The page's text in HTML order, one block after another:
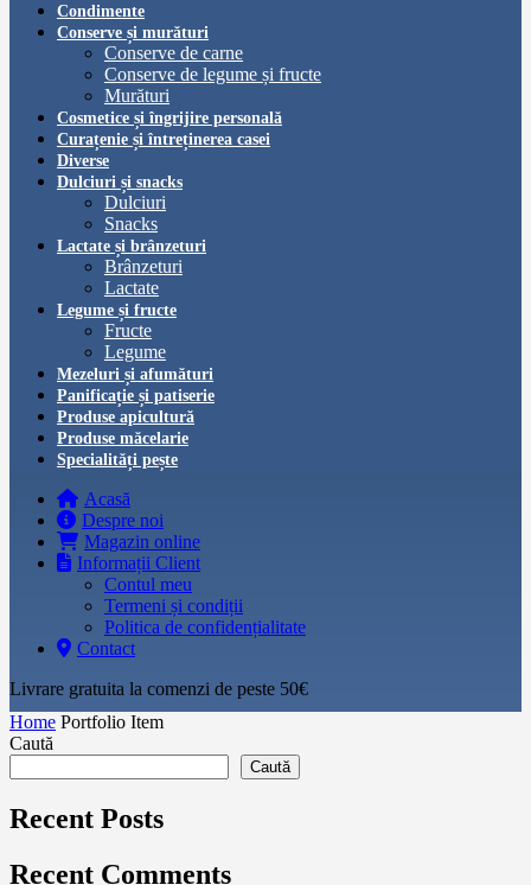
Condimente
Conserve și murături
Conserve de carne
Conserve de legume și fructe
Murături
Cosmetice și îngrijire personală
Curațenie și întreținerea casei
Diverse
Dulciuri și snacks
Dulciuri
Snacks
Lactate și brânzeturi
Brânzeturi
Lactate
Legume și fructe
Fructe
Legume
Mezeluri și afumături
Panificație și patiserie
Produse apicultură
Produse măcelarie
Specialități pește
Acasă
Despre noi
Magazin online
Informații Client
Contul meu
Termeni și condiții
Politica de confidențialitate
Contact
Livrare gratuita la comenzi de peste 50€‎
Home Portfolio Item
Caută
Caută
Recent Posts
Recent Comments